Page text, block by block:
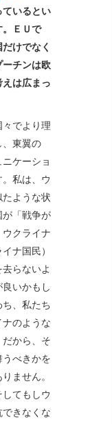
ているとい
。ＥＵで
けでなく
ーチンは欧
は広まっ
でより理
、東翼の
ケーショ
私は、ウ
ような状
が「戦争が
クライナ
ナ国民）
らないよ
いかもし
、私たち
のような
から、そ
べきかを
ません。
てもしウ
きなくな